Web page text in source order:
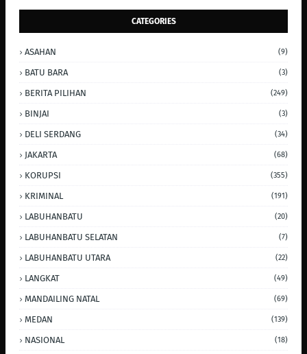
CATEGORIES
ASAHAN (9)
BATU BARA (3)
BERITA PILIHAN (249)
BINJAI (3)
DELI SERDANG (34)
JAKARTA (68)
KORUPSI (355)
KRIMINAL (191)
LABUHANBATU (20)
LABUHANBATU SELATAN (7)
LABUHANBATU UTARA (22)
LANGKAT (49)
MANDAILING NATAL (69)
MEDAN (139)
NASIONAL (18)